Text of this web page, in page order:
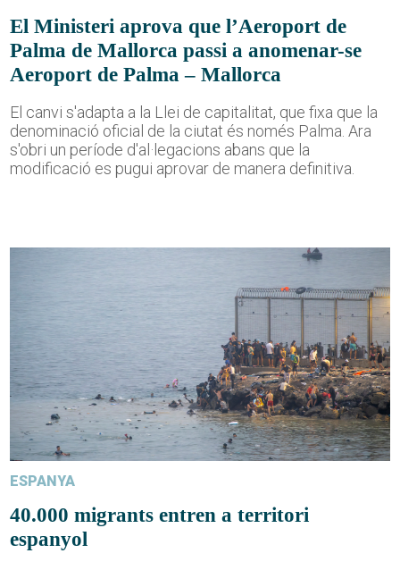
El Ministeri aprova que l’Aeroport de
Palma de Mallorca passi a anomenar-se
Aeroport de Palma – Mallorca
El canvi s'adapta a la Llei de capitalitat, que fixa que la
denominació oficial de la ciutat és només Palma. Ara
s'obri un període d'al·legacions abans que la
modificació es pugui aprovar de manera definitiva.
ESPANYA
40.000 migrants entren a territori
espanyol